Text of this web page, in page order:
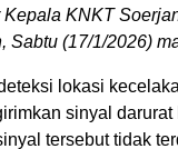
Kepala KNKT
Sabtu (17/1/2026)
lokasi
sinyal darurat
tersebut tidak